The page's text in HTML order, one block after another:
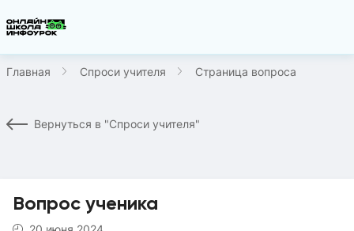
Главная Спроси учителя Страница вопроса
Вернуться в "Спроси учителя"
Вопрос ученика